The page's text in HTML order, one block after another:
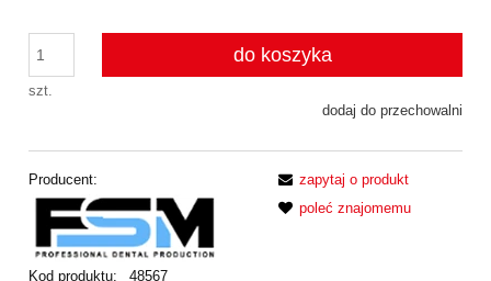
szt.
do koszyka
dodaj do przechowalni
Producent:
Kod produktu: 48567
zapytaj o produkt
poleć znajomemu